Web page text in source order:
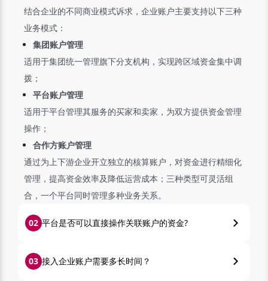
结合企业的不同商业模式诉求，企业账户主要支持以下三种
业务模式：
集团账户管理
适用于集团统一管理旗下分支机构，实现跨区域资金集中调
拨；
平台账户管理
适用于平台管理其服务的买家和卖家，为双方提供资金管理
操作；
合作方账户管理
通过为上下游企业开立独立的核算账户，对资金进行精细化
管理，提高资金效率及降低运营成本；三种类型可灵活组
合，一个平台同时管理多种业务关系。
02 平台是否可以直接操作关联账户的资金?
03 接入企业账户需要多长时间？